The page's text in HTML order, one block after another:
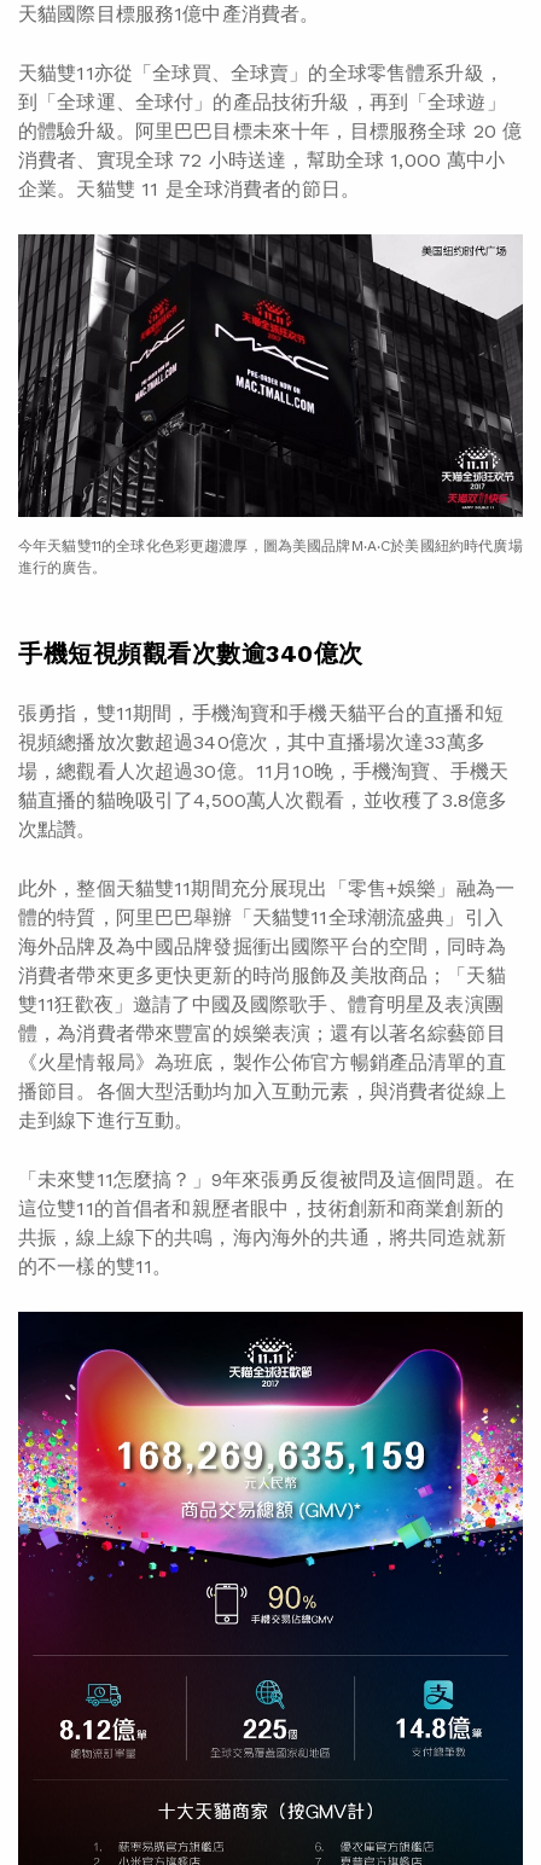
天貓國際目標服務1億中產消費者。
天貓雙11亦從「全球買、全球賣」的全球零售體系升級，
到「全球運、全球付」的產品技術升級，再到「全球遊」
的體驗升級。阿里巴巴目標未來十年，目標服務全球 20 億
消費者、實現全球 72 小時送達，幫助全球 1,000 萬中小
企業。天貓雙 11 是全球消費者的節日。
今年天貓雙11的全球化色彩更趨濃厚，圖為美國品牌M‧A‧C於美國紐約時代廣場
進行的廣告。
手機短視頻觀看次數逾340億次
張勇指，雙11期間，手機淘寶和手機天貓平台的直播和短
視頻總播放次數超過340億次，其中直播場次達33萬多
場，總觀看人次超過30億。11月10晚，手機淘寶、手機天
貓直播的貓晚吸引了4,500萬人次觀看，並收穫了3.8億多
次點讚。
此外，整個天貓雙11期間充分展現出「零售+娛樂」融為一
體的特質，阿里巴巴舉辦「天貓雙11全球潮流盛典」引入
海外品牌及為中國品牌發掘衝出國際平台的空間，同時為
消費者帶來更多更快更新的時尚服飾及美妝商品；「天貓
雙11狂歡夜」邀請了中國及國際歌手、體育明星及表演團
體，為消費者帶來豐富的娛樂表演；還有以著名綜藝節目
《火星情報局》為班底，製作公佈官方暢銷產品清單的直
播節目。各個大型活動均加入互動元素，與消費者從線上
走到線下進行互動。
「未來雙11怎麼搞？」9年來張勇反復被問及這個問題。在
這位雙11的首倡者和親歷者眼中，技術創新和商業創新的
共振，線上線下的共鳴，海內海外的共通，將共同造就新
的不一樣的雙11。